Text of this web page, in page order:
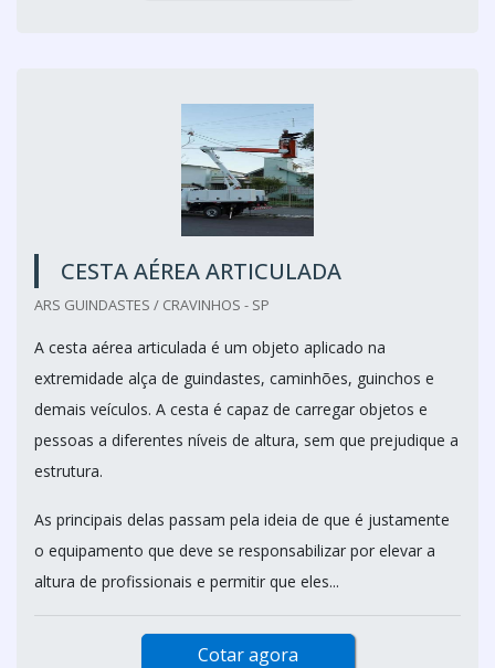
CESTA AÉREA ARTICULADA
ARS GUINDASTES / CRAVINHOS - SP
A cesta aérea articulada é um objeto aplicado na
extremidade alça de guindastes, caminhões, guinchos e
demais veículos. A cesta é capaz de carregar objetos e
pessoas a diferentes níveis de altura, sem que prejudique a
estrutura.
As principais delas passam pela ideia de que é justamente
o equipamento que deve se responsabilizar por elevar a
altura de profissionais e permitir que eles...
Cotar agora